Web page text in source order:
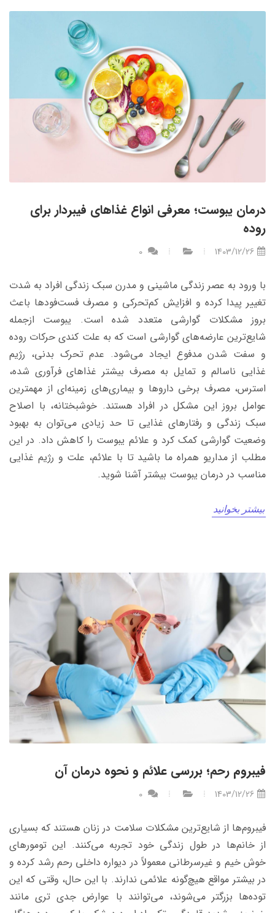
درمان یبوست؛ معرفی انواع غذاهای فیبردار برای
روده
1403/12/26
با ورود به عصر زندگی ماشینی و مدرن سبک زندگی‌ افراد به شدت
تغییر پیدا کرده و افزایش کم‌تحرکی و مصرف فست‌فودها باعث
بروز مشکلات گوارشی متعدد شده است. یبوست ازجمله
شایع‌ترین عارضه‌های گوارشی است که به علت کندی حرکات روده
و سفت شدن مدفوع ایجاد می‌شود. عدم تحرک بدنی، رژیم
غذایی ناسالم و تمایل به مصرف بیشتر غذاهای فرآوری شده،
استرس، مصرف برخی داروها و بیماری‌های زمینه‌ای از مهمترین
عوامل بروز این مشکل در افراد هستند. خوشبختانه، با اصلاح
سبک زندگی و رفتارهای غذایی تا حد زیادی می‌توان به بهبود
وضعیت گوارشی کمک کرد و علائم یبوست را کاهش داد. در این
مطلب از مداریو همراه ما باشید تا با علائم، علت و رژیم غذایی
مناسب در درمان یبوست بیشتر آشنا شوید.
بیشتر بخوانید
فیبروم رحم؛ بررسی علائم و نحوه درمان آن
1403/12/26
فیبروم‌ها از شایع‌ترین مشکلات سلامت در زنان هستند که بسیاری
از خانم‌ها در طول زندگی خود تجربه می‌کنند. این تومورهای
خوش خیم و غیرسرطانی معمولاً در دیواره داخلی رحم رشد کرده و
در بیشتر مواقع هیچ‌گونه علائمی ندارند. با این حال، وقتی که این
توده‌ها بزرگتر می‌شوند، می‌توانند با عوارض جدی تری مانند